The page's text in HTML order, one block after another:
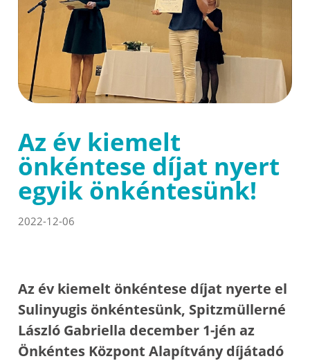
Az év kiemelt
önkéntese díjat nyert
egyik önkéntesünk!
2022-12-06
Az év kiemelt önkéntese díjat nyerte el
Sulinyugis önkéntesünk, Spitzmüllerné
László Gabriella december 1-jén az
Önkéntes Központ Alapítvány díjátadó